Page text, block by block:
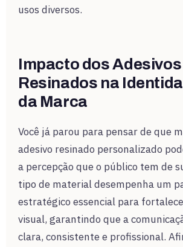
usos diversos.
Impacto dos Adesivos
Resinados na
da Marca
Você já parou para pensar de que
adesivo resinado personalizado
a percepção que o público tem de
tipo de material desempenha um
estratégico essencial para
visual, garantindo que a
clara, consistente e profissional.